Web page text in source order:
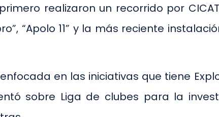
realizaron un recorrido por
“Apolo 11” y la más reciente
en las iniciativas que tiene
sobre Liga de clubes para la